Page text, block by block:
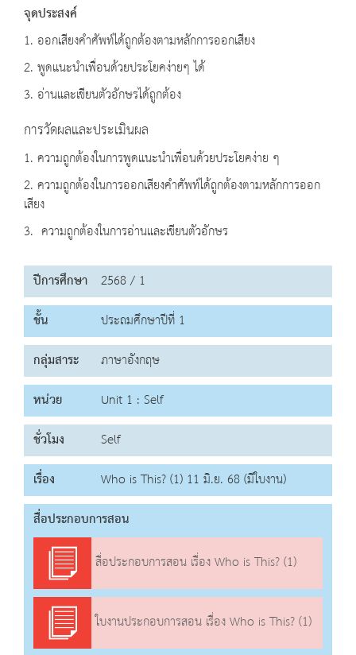
จุดประสงค์
1. ออกเสียงคำศัพท์ได้ถูกต้องตามหลักการออกเสียง
2. พูดแนะนำเพื่อนด้วยประโยคง่ายๆ ได้
3. อ่านและเขียนตัวอักษรได้ถูกต้อง
การวัดผลและประเมินผล
1. ความถูกต้องในการพูดแนะนำเพื่อนด้วยประโยคง่าย ๆ
2. ความถูกต้องในการออกเสียงคำศัพท์ได้ถูกต้องตามหลักการออก
เสียง
3. ความถูกต้องในการอ่านและเขียนตัวอักษร
ปีการศึกษา 2568 / 1
ชั้น
ประถมศึกษาปีที่ 1
กลุ่มสาระ
ภาษาอังกฤษ
หน่วย
Unit 1 : Self
ชั่วโมง
Self
เรื่อง
Who is This? (1) 11 มิ.ย. 68 (มีใบงาน)
สื่อประกอบการสอน
สื่อประกอบการสอน เรื่อง Who is This? (1)
ใบงานประกอบการสอน เรื่อง Who is This? (1)